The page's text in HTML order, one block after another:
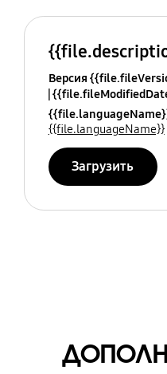
Версия
{{file.languageName}}
Загрузить